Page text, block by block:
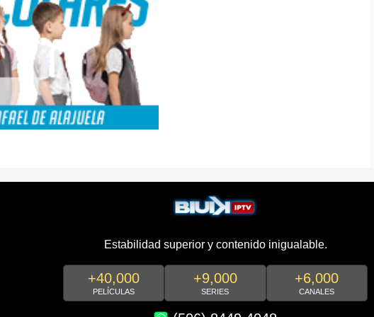
Estabilidad superior y contenido inigualable.
+40,000
PELÍCULAS
+9,000
SERIES
+6,000
CANALES